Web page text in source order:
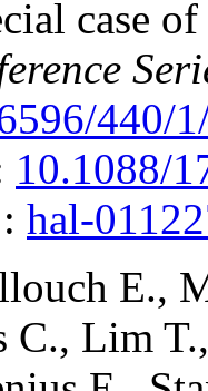
case
440/
10.1088/
hal-
E.,
C., Lim T.